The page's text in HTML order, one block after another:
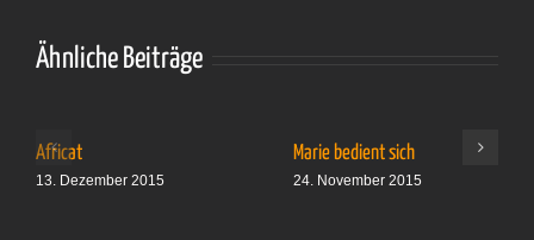
Ähnliche Beiträge
datenschutzrechtlichen
Gründen benötigt
finden Sie unter
Africat
13. Dezember 2015
geladen zu werden.
Mehr Informationen
finden Sie unter
Marie bedient sich
24. November 2015